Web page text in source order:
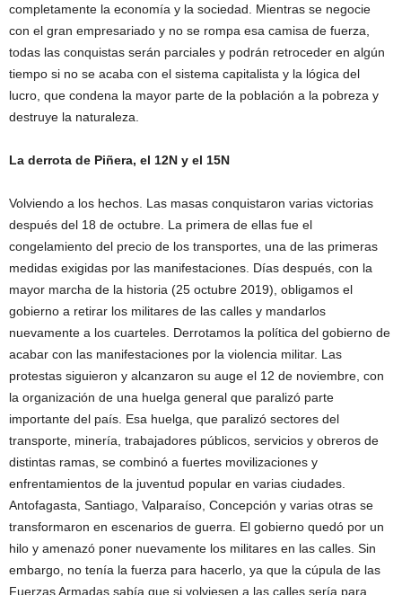
completamente la economía y la sociedad. Mientras se negocie
con el gran empresariado y no se rompa esa camisa de fuerza,
todas las conquistas serán parciales y podrán retroceder en algún
tiempo si no se acaba con el sistema capitalista y la lógica del
lucro, que condena la mayor parte de la población a la pobreza y
destruye la naturaleza.
La derrota de Piñera, el 12N y el 15N
Volviendo a los hechos. Las masas conquistaron varias victorias
después del 18 de octubre. La primera de ellas fue el
congelamiento del precio de los transportes, una de las primeras
medidas exigidas por las manifestaciones. Días después, con la
mayor marcha de la historia (25 octubre 2019), obligamos el
gobierno a retirar los militares de las calles y mandarlos
nuevamente a los cuarteles. Derrotamos la política del gobierno de
acabar con las manifestaciones por la violencia militar. Las
protestas siguieron y alcanzaron su auge el 12 de noviembre, con
la organización de una huelga general que paralizó parte
importante del país. Esa huelga, que paralizó sectores del
transporte, minería, trabajadores públicos, servicios y obreros de
distintas ramas, se combinó a fuertes movilizaciones y
enfrentamientos de la juventud popular en varias ciudades.
Antofagasta, Santiago, Valparaíso, Concepción y varias otras se
transformaron en escenarios de guerra. El gobierno quedó por un
hilo y amenazó poner nuevamente los militares en las calles. Sin
embargo, no tenía la fuerza para hacerlo, ya que la cúpula de las
Fuerzas Armadas sabía que si volviesen a las calles sería para